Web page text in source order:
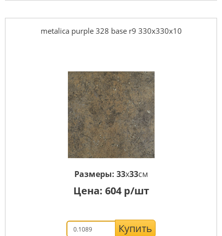
metalica purple 328 base r9 330x330x10
Размеры: 33x33см
Цена: 604р/шт
Купить